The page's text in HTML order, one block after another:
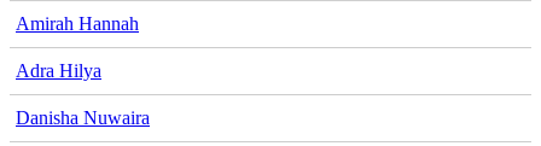
Amirah Hannah
Adra Hilya
Danisha Nuwaira